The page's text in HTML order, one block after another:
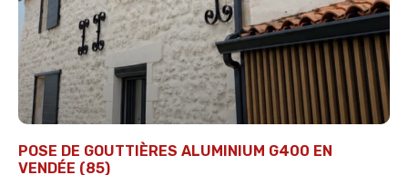
POSE DE GOUTTIÈRES ALUMINIUM G400 EN
VENDÉE (85)